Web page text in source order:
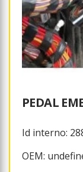
PEDAL
Id interno:
OEM: